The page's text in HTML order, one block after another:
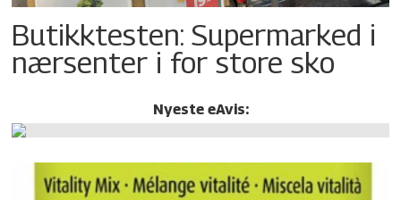
Butikktesten: Supermarked i
nærsenter i for store sko
Nyeste eAvis: